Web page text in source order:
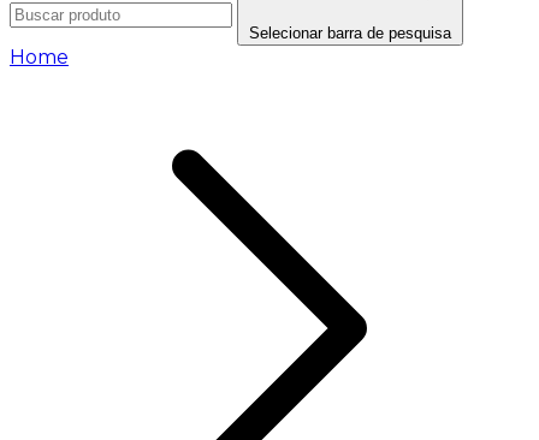
Selecionar barra de pesquisa
Home